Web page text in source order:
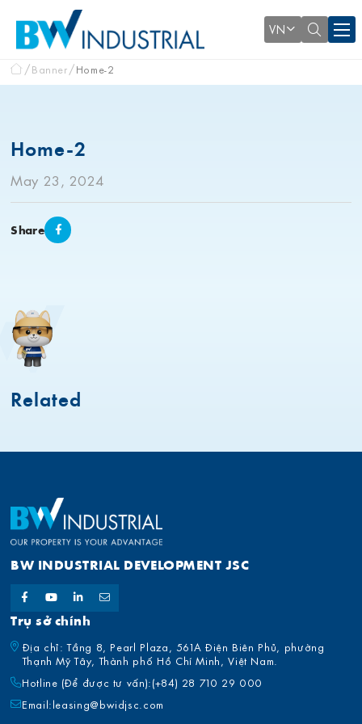
VN
Banner Home-2
Home-2
May 23, 2024
Share
Related
BW INDUSTRIAL DEVELOPMENT JSC
Trụ sở chính
Địa chỉ: Tầng 8, Pearl Plaza, 561A Điện Biên Phủ, phường
Thạnh Mỹ Tây, Thành phố Hồ Chí Minh, Việt Nam.
Hotline (Để được tư vấn):(+84) 28 710 29 000
Email:leasing@bwidjsc.com